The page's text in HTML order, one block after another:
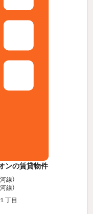
ンの賃貸物件
線）
線）
丁目